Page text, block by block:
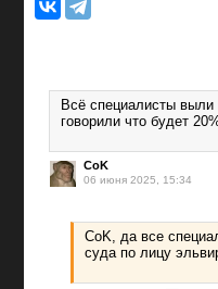
Всё специалисты
говорили что будет
CoK
06 июня 2025, 15:34
CoK, да все
суда по лицу